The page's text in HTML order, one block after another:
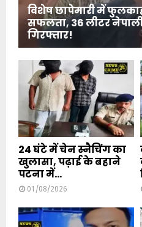
विशेष छापेमारी में
सफलता, 36 लीटर
गिरफ्तार!
24 घंटे में चेन स्नैचिंग का
खुलासा, पढ़ाई के बहाने
पटना में...
01/08/2026